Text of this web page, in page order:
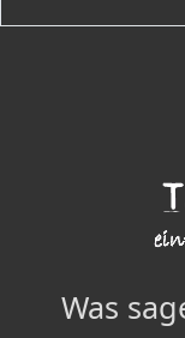
Was